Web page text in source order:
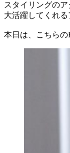
スタイリングの
大活躍してくれる
本日は、こちらの